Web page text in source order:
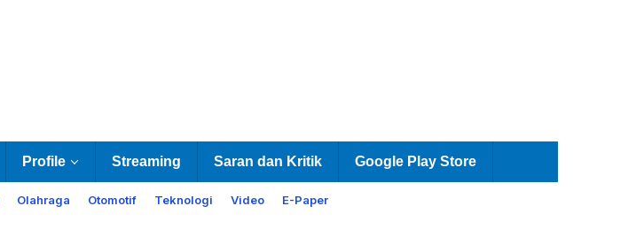
Profile Streaming Saran dan Kritik Google Play Store
Olahraga Otomotif Teknologi Video E-Paper